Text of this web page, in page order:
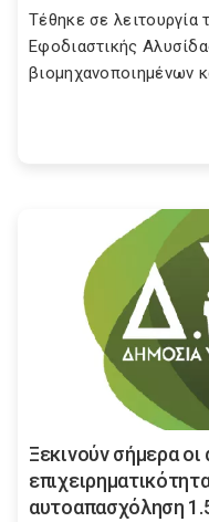
Τέθηκε σε λειτουργία
Εφοδιαστικής
βιομηχανοποιημένων
Ξεκινούν σήμερα
αυτοαπασχόληση